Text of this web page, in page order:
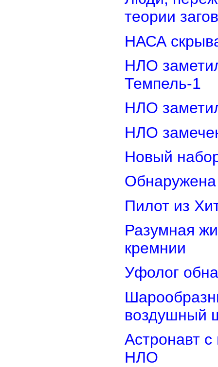
теории
НАСА
НЛО
Темпель-1
НЛО
НЛО
Новый
Обнаружена
Пилот из
Разумная
кремнии
Уфолог
воздушный
Астронавт
НЛО